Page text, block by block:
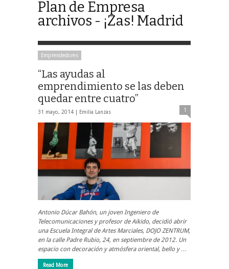
Plan de Empresa
archivos - ¡Zas! Madrid
Emprendedores
“Las ayudas al
emprendimiento se las deben
quedar entre cuatro”
31 mayo, 2014 | Emilia Lanzas 1
Antonio Dúcar Bahón, un joven Ingeniero de
Telecomunicaciones y profesor de Aikido, decidió abrir
una Escuela Integral de Artes Marciales, DOJO ZENTRUM,
en la calle Padre Rubio, 24, en septiembre de 2012. Un
espacio con decoración y atmósfera oriental, bello y …
Read More